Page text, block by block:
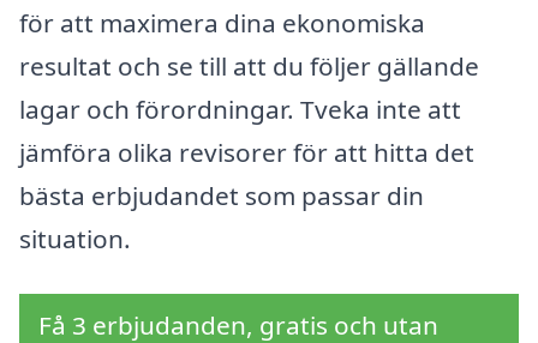
för att maximera dina ekonomiska
resultat och se till att du följer gällande
lagar och förordningar. Tveka inte att
jämföra olika revisorer för att hitta det
bästa erbjudandet som passar din
situation.
Få 3 erbjudanden, gratis och utan